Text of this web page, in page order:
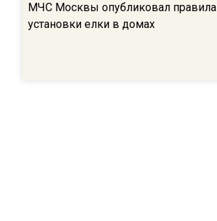
МЧС Москвы опубликовал правила
установки елки в домах